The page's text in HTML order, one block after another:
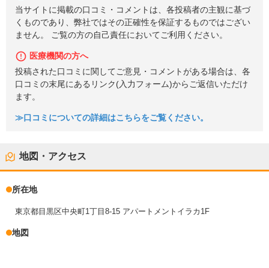
当サイトに掲載の口コミ・コメントは、各投稿者の主観に基づ
くものであり、弊社ではその正確性を保証するものではござい
ません。 ご覧の方の自己責任においてご利用ください。
医療機関の方へ
投稿された口コミに関してご意見・コメントがある場合は、各
口コミの末尾にあるリンク(入力フォーム)からご返信いただけ
ます。
≫口コミについての詳細はこちらをご覧ください。
地図・アクセス
所在地
東京都目黒区中央町1丁目8-15 アパートメントイラカ1F
地図